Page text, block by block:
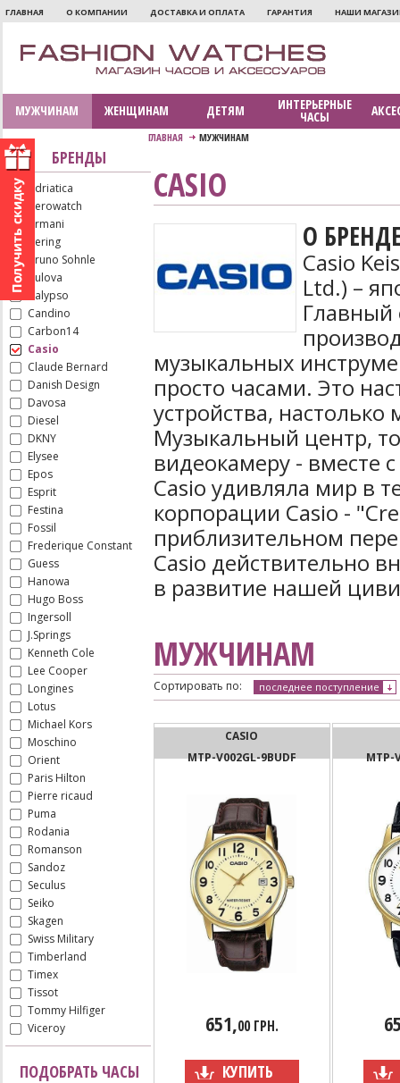
ГЛАВНАЯ О КОМПАНИИ ДОСТАВКА И ОПЛАТА ГАРАНТИЯ НАШИ
МУЖЧИНАМ ЖЕНЩИНАМ ДЕТЯМ ИНТЕРЬЕРНЫЕ
ЧАСЫ
ГЛАВНАЯ МУЖЧИНАМ
БРЕНДЫ
Adriatica
Aerowatch
Armani
Bering
Bruno Sohnle
Bulova
Calypso
Candino
Carbon14
Casio
Claude Bernard
Danish Design
Davosa
Diesel
DKNY
Elysee
Epos
Esprit
Festina
Fossil
Frederique Constant
Guess
Hanowa
Hugo Boss
Ingersoll
J.Springs
Kenneth Cole
Lee Cooper
Longines
Lotus
Michael Kors
Moschino
Orient
Paris Hilton
Pierre ricaud
Puma
Rodania
Romanson
Sandoz
Seculus
Seiko
Skagen
Swiss Military
Timberland
Timex
Tissot
Tommy Hilfiger
Viceroy
ПОДОБРАТЬ ЧАСЫ
CASIO
О
Casio
Ltd.) –
музыкальных
просто часами. Это
устройства,
Музыкальный центр,
видеокамеру - вместе
Casio удивляла мир в
корпорации Casio -
приблизительном
Casio действительно
в развитие нашей
МУЖЧИНАМ
Сортировать по: последнее поступление
CASIO
MTP-V002GL-9BUDF
651,00 ГРН.
КУПИТЬ
MTP-